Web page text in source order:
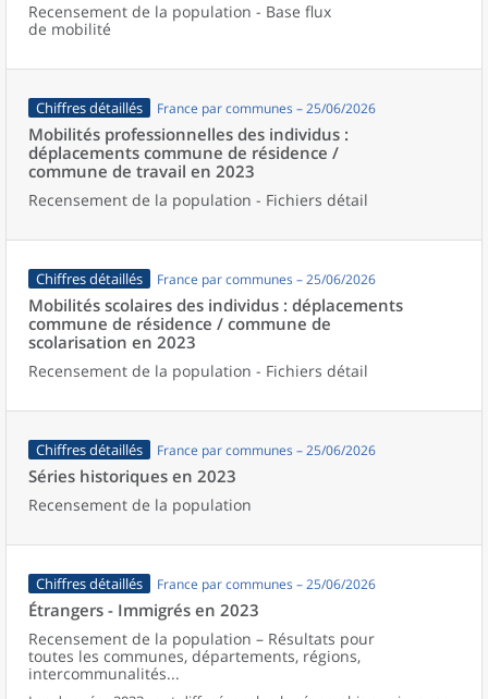
Recensement de la population - Base flux
de mobilité
Chiffres détaillés France par communes – 25/06/2026
Mobilités professionnelles des individus :
déplacements commune de résidence /
commune de travail en 2023
Recensement de la population - Fichiers détail
Chiffres détaillés France par communes – 25/06/2026
Mobilités scolaires des individus : déplacements
commune de résidence / commune de
scolarisation en 2023
Recensement de la population - Fichiers détail
Chiffres détaillés France par communes – 25/06/2026
Séries historiques en 2023
Recensement de la population
Chiffres détaillés France par communes – 25/06/2026
Étrangers - Immigrés en 2023
Recensement de la population – Résultats pour
toutes les communes, départements, régions,
intercommunalités...